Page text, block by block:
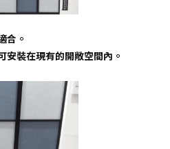
合。
安裝在現有的開敞空間內。